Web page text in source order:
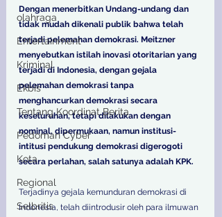
olahraga
Entertainment
Kriminal
Ekbis
Tentang Koordinat Berita
Pedoman Cyber
Kota
Regional
Selbritis
Dengan menerbitkan Undang-undang dan
tidak mudah dikenali publik bahwa telah
terjadi pelemahan demokrasi. Meitzner
menyebutkan istilah inovasi otoritarian yang
terjadi di Indonesia, dengan gejala
pelemahan demokrasi tanpa
menghancurkan demokrasi secara
keseluruhan, tetapi dilakukan dengan
nominal, dipermukaan, namun institusi-
intitusi pendukung demokrasi digerogoti
secara perlahan, salah satunya adalah KPK.
Terjadinya gejala kemunduran demokrasi di
Indonesia, telah diintrodusir oleh para ilmuwan